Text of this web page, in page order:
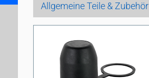
Allgemeine Teile & Zubehör